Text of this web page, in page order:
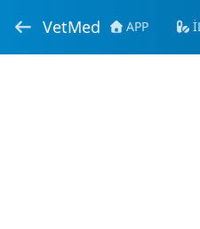
VetMed APP